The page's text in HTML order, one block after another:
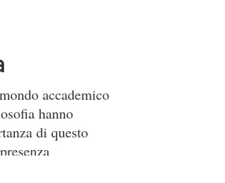
accademico
hanno
di questo
facoltà